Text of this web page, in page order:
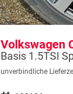
Volkswagen
unverbindliche